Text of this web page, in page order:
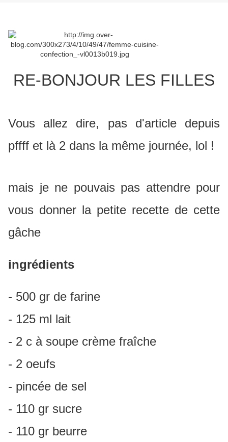
RE-BONJOUR LES FILLES
Vous allez dire, pas d'article depuis
pffff et là 2 dans la même journée, lol !
mais je ne pouvais pas attendre pour
vous donner la petite recette de cette
gâche
ingrédients
- 500 gr de farine
- 125 ml lait
- 2 c à soupe crème fraîche
- 2 oeufs
- pincée de sel
- 110 gr sucre
- 110 gr beurre